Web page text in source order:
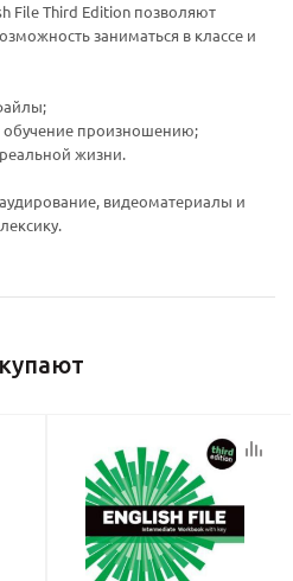
File Third Edition позволяют
заниматься в классе и
произношению;
жизни.
видеоматериалы и